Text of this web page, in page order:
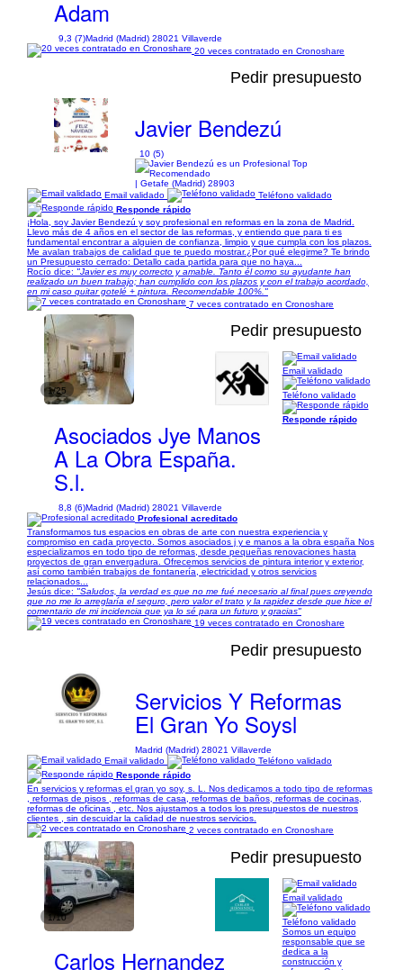
Adam
9,3 (7)Madrid (Madrid) 28021 Villaverde
20 veces contratado en Cronoshare
Pedir presupuesto
Javier Bendezú
10 (5)
| Getafe (Madrid) 28903
Email validado
Teléfono validado
Responde rápido
¡Hola, soy Javier Bendezú y soy profesional en reformas en la zona de Madrid.
Llevo más de 4 años en el sector de las reformas, y entiendo que para ti es
fundamental encontrar a alguien de confianza, limpio y que cumpla con los plazos.
Me avalan trabajos de calidad que te puedo mostrar.¿Por qué elegirme? Te brindo
un Presupuesto cerrado: Detallo cada partida para que no haya...
Rocío dice: "Javier es muy correcto y amable. Tanto él como su ayudante han
realizado un buen trabajo; han cumplido con los plazos y con el trabajo acordado,
en mi caso quitar gotelé + pintura. Recomendable 100%."
7 veces contratado en Cronoshare
1/25
Pedir presupuesto
Asociados Jye Manos
A La Obra España.
S.l.
8,8 (6)Madrid (Madrid) 28021 Villaverde
Email validado
Teléfono validado
Responde rápido
Profesional acreditado
Transformamos tus espacios en obras de arte con nuestra experiencia y
compromiso en cada proyecto. Somos asociados j y e manos a la obra españa Nos
especializamos en todo tipo de reformas, desde pequeñas renovaciones hasta
proyectos de gran envergadura. Ofrecemos servicios de pintura interior y exterior,
así como también trabajos de fontanería, electricidad y otros servicios
relacionados...
Jesús dice: "Saludos, la verdad es que no me fué necesario al final pues creyendo
que no me lo arreglaría el seguro, pero valor el trato y la rapidez desde que hice el
comentario de mi incidencia que ya lo sé para un futuro y gracias"
19 veces contratado en Cronoshare
Pedir presupuesto
Servicios Y Reformas
El Gran Yo Soysl
Madrid (Madrid) 28021 Villaverde
Email validado
Teléfono validado
Responde rápido
En servicios y reformas el gran yo soy, s. L. Nos dedicamos a todo tipo de reformas
, reformas de pisos , reformas de casa, reformas de baños, reformas de cocinas,
reformas de oficinas , etc. Nos ajustamos a todos los presupuestos de nuestros
clientes , sin descuidar la calidad de nuestros servicios.
2 veces contratado en Cronoshare
1/10
Pedir presupuesto
Carlos Hernandez
Email validado
Teléfono validado
Somos un equipo
responsable que se
dedica a la
construcción y